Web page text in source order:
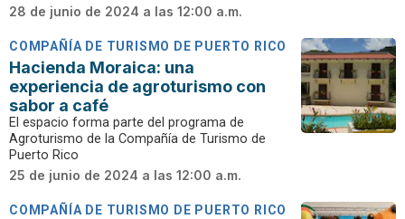
28 de junio de 2024 a las 12:00 a.m.
COMPAÑÍA DE TURISMO DE PUERTO RICO
Hacienda Moraica: una
experiencia de agroturismo con
sabor a café
El espacio forma parte del programa de
Agroturismo de la Compañía de Turismo de
Puerto Rico
25 de junio de 2024 a las 12:00 a.m.
COMPAÑÍA DE TURISMO DE PUERTO RICO